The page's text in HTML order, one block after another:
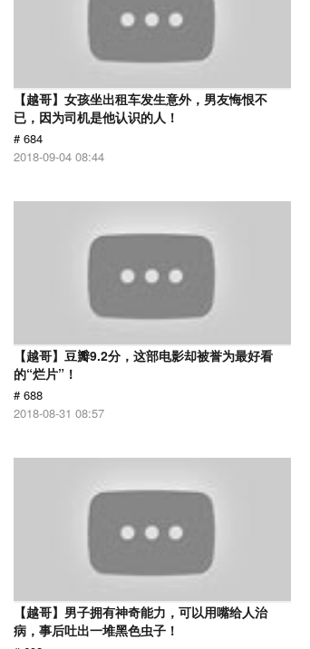
【越哥】女孩坐出租车发生意外，男友悔恨不
已，因为司机是他认识的人！
# 684
2018-09-04 08:44
【越哥】豆瓣9.2分，这部电影却被誉为最好看
的“烂片”！
# 688
2018-08-31 08:57
【越哥】男子拥有神奇能力，可以用嘴给人治
病，事后吐出一堆黑色虫子！